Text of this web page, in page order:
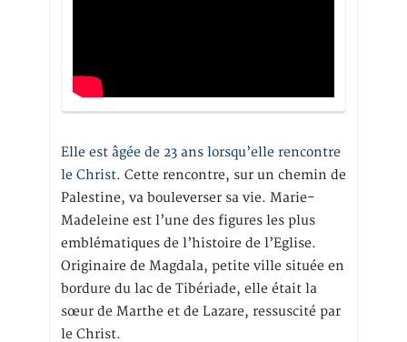
Elle est âgée de 23 ans lorsqu’elle rencontre
le Christ. Cette rencontre, sur un chemin de
Palestine, va bouleverser sa vie. Marie-
Madeleine est l’une des figures les plus
emblématiques de l’histoire de l’Eglise.
Originaire de Magdala, petite ville située en
bordure du lac de Tibériade, elle était la
sœur de Marthe et de Lazare, ressuscité par
le Christ.